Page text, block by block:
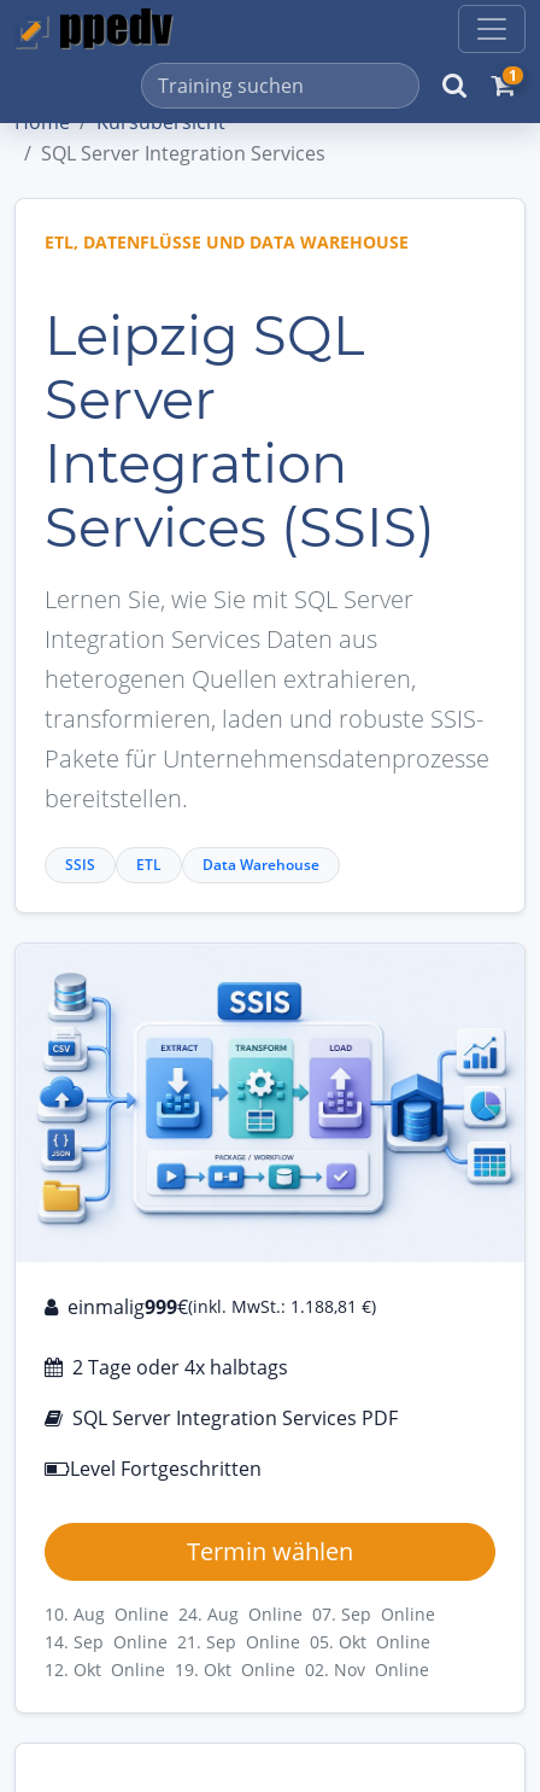
1
Home
Kursübersicht
SQL Server Integration Services
ETL, DATENFLÜSSE UND DATA WAREHOUSE
Leipzig SQL
Server
Integration
Services (SSIS)
Lernen Sie, wie Sie mit SQL Server
Integration Services Daten aus
heterogenen Quellen extrahieren,
transformieren, laden und robuste SSIS-
Pakete für Unternehmensdatenprozesse
bereitstellen.
SSIS ETL Data Warehouse
einmalig999€(inkl. MwSt.: 1.188,81 €)
2 Tage oder 4x halbtags
SQL Server Integration Services PDF
Level Fortgeschritten
Termin wählen
10. Aug Online 24. Aug Online 07. Sep Online
14. Sep Online 21. Sep Online 05. Okt Online
12. Okt Online 19. Okt Online 02. Nov Online